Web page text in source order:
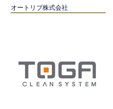
オートリブ株式会社